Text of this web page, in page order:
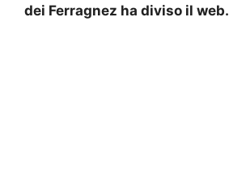
dei Ferragnez ha diviso il web.